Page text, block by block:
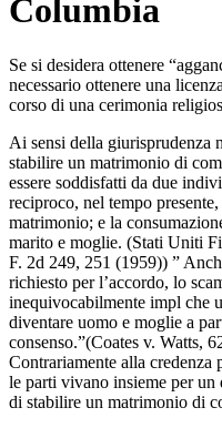
Columbia
Se si desidera ottenere
necessario ottenere una
corso di una cerimonia
Ai sensi della giurisprudenza
stabilire un matrimonio di
essere soddisfatti da due
reciproco, nel tempo
matrimonio; e la
marito e moglie. (Stati Uniti
F. 2d 249, 251 (1959)) ”
richiesto per l’accordo, lo
inequivocabilmente impl che
diventare uomo e moglie a
consenso.”(Coates v. Watts,
Contrariamente alla
le parti vivano insieme per
di stabilire un matrimonio di